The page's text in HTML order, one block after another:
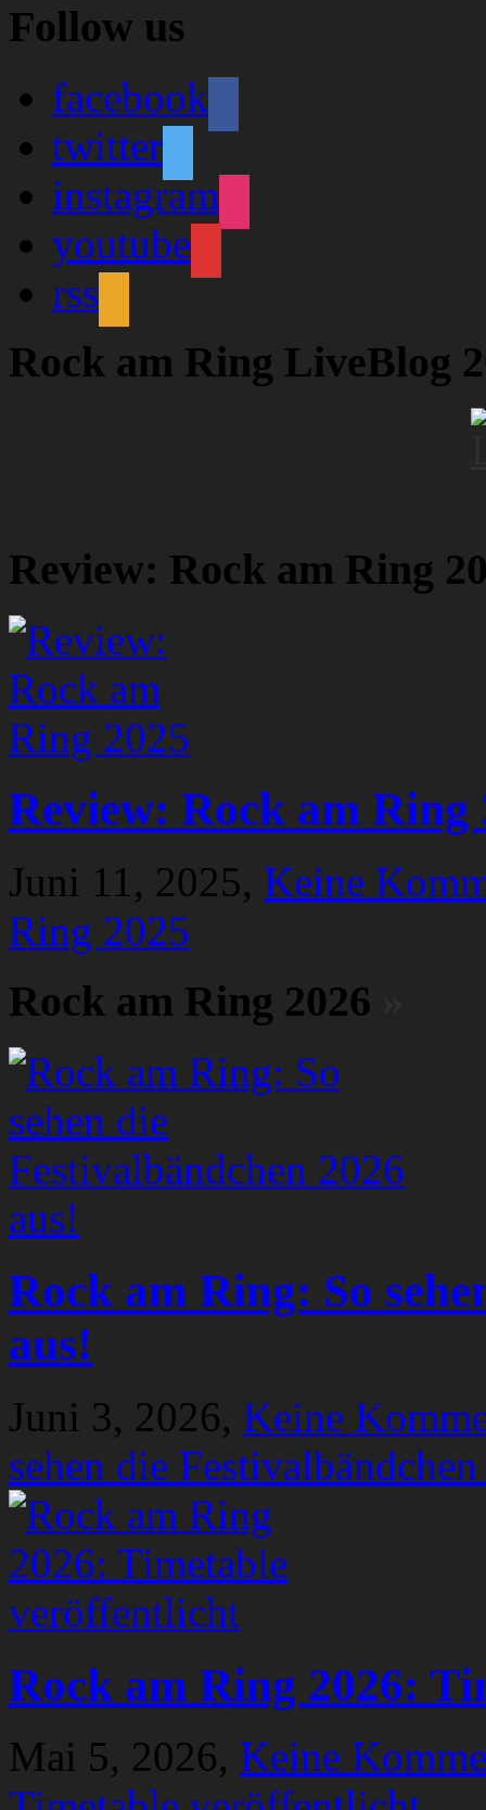
Follow us
facebook
twitter
instagram
youtube
rss
Rock am Ring LiveBlog
Review: Rock am Ring
Review: Rock am Ring
Juni 11, 2025, Keine
Ring 2025
Rock am Ring 2026
Rock am Ring: So
aus!
Juni 3, 2026, Keine
sehen die
Rock am Ring 2026:
Mai 5, 2026, Keine